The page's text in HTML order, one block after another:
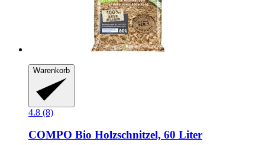
Warenkorb
4.8 (8)
COMPO Bio Holzschnitzel, 60 Liter